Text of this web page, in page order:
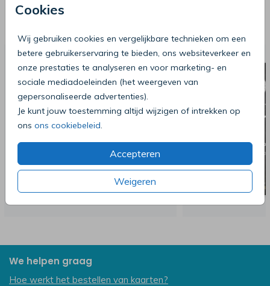
Cookies
Wij gebruiken cookies en vergelijkbare technieken om een
betere gebruikerservaring te bieden, ons websiteverkeer en
onze prestaties te analyseren en voor marketing- en
sociale mediadoeleinden (het weergeven van
gepersonaliseerde advertenties).
Je kunt jouw toestemming altijd wijzigen of intrekken op
ons ons cookiebeleid
Accepteren
Weigeren
Deze producten zijn wellicht ook iets
voor je
We helpen graag
Hoe werkt het bestellen van kaarten?